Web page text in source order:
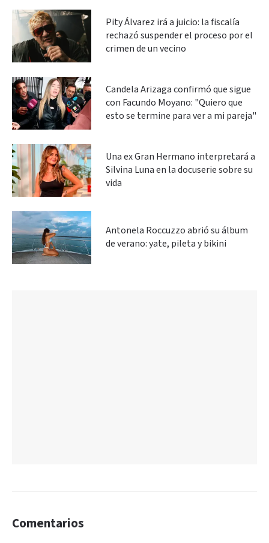
Pity Álvarez irá a juicio: la fiscalía
rechazó suspender el proceso por el
crimen de un vecino
Candela Arizaga confirmó que sigue
con Facundo Moyano: "Quiero que
esto se termine para ver a mi pareja"
Una ex Gran Hermano interpretará a
Silvina Luna en la docuserie sobre su
vida
Antonela Roccuzzo abrió su álbum
de verano: yate, pileta y bikini
Comentarios